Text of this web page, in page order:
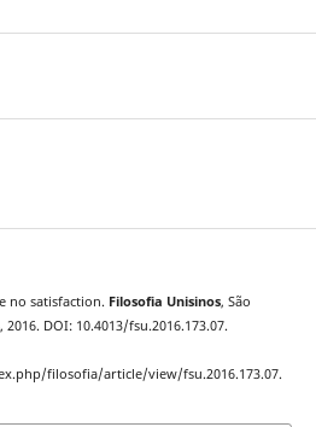
no satisfaction. Filosofia Unisinos, São
DOI: 10.4013/fsu.2016.173.07.
filosofia/article/view/fsu.2016.173.07.